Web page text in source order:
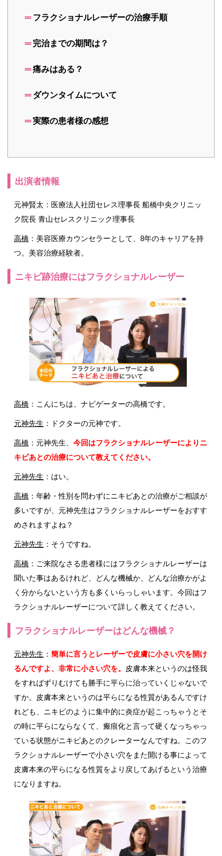
フラクショナルレーザーの治療手順
完治までの期間は？
痛みはある？
ダウンタイムについて
実際の患者様の感想
出演者情報
元神賢太：医療法人社団セレス理事長 船橋中央クリニッ
ク院長 青山セレスクリニック理事長
高橋 ：美容医療カウンセラーとして、8年のキャリアを持
つ。美容治療経験者。
ニキビ跡治療にはフラクショナルレーザー
高橋 ：こんにちは、ナビゲーターの高橋です。
元神先生 ：ドクターの元神です。
高橋 ：元神先生、 今回はフラクショナルレーザーによりニ
キビあとの治療について教えてください。
元神先生 ：はい。
高橋 ：年齢・性別を問わずにニキビあとの治療がご相談が
多いですが、元神先生はフラクショナルレーザーをおすす
めされますよね？
元神先生 ：そうですね。
高橋 ：ご来院なさる患者様にはフラクショナルレーザーは
聞いた事はあるけれど、どんな機械か、どんな治療かがよ
く分からないという方も多くいらっしゃいます。今回はフ
ラクショナルレーザーについて詳しく教えてください。
フラクショナルレーザーはどんな機械？
元神先生 ： 簡単に言うとレーザーで皮膚に小さい穴を開け
るんですよ、非常に小さい穴を。
皮膚本来というのは怪我
をすればずりむけても勝手に平らに治っていくじゃないで
すか。皮膚本来というのは平らになる性質があるんですけ
れども、ニキビのように集中的に炎症が起こっちゃうとそ
の時に平らにならなくて、瘢痕化と言って硬くなっちゃっ
ている状態がニキビあとのクレーターなんですね。このフ
ラクショナルレーザーで小さい穴をまた開ける事によって
皮膚本来の平らになる性質をより戻してあげるという治療
になりますね。